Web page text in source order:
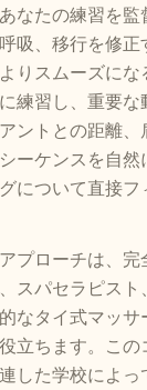
なたの練習を監
吸、移行を修正
りスムーズにな
練習し、重要な
ントとの距離、
ーケンスを自
について直接フ
プローチは、
スパセラピス
的なタイ式マッ
立ちます。こ
した学校によっ